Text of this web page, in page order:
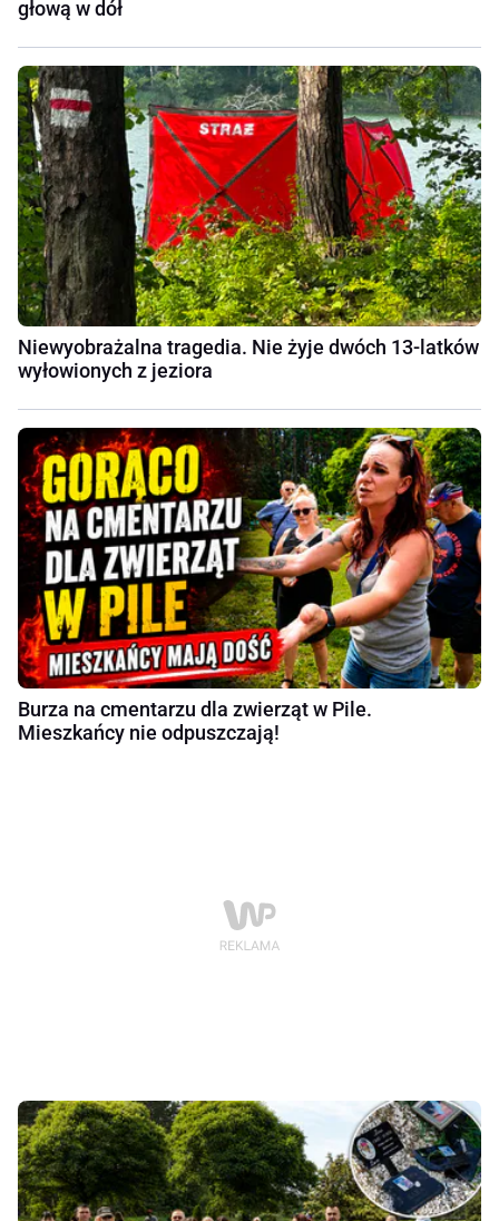
głową w dół
Niewyobrażalna tragedia. Nie żyje dwóch 13-latków
wyłowionych z jeziora
Burza na cmentarzu dla zwierząt w Pile.
Mieszkańcy nie odpuszczają!